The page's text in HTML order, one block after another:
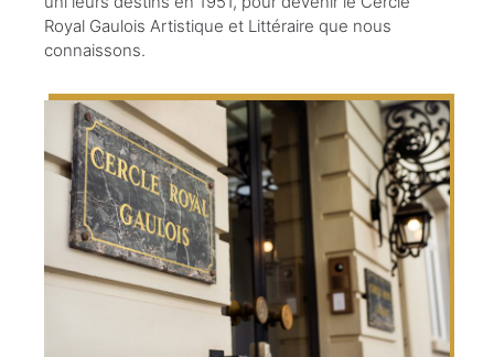
Royal Gaulois Artistique et Littéraire que nous
connaissons.